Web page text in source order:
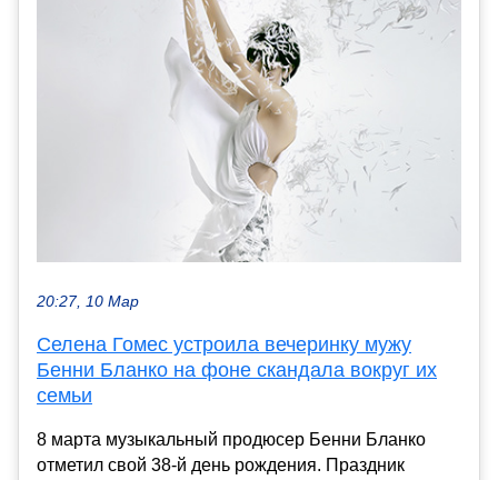
20:27, 10 Мар
Селена Гомес устроила вечеринку мужу
Бенни Бланко на фоне скандала вокруг их
семьи
8 марта музыкальный продюсер Бенни Бланко
отметил свой 38-й день рождения. Праздник